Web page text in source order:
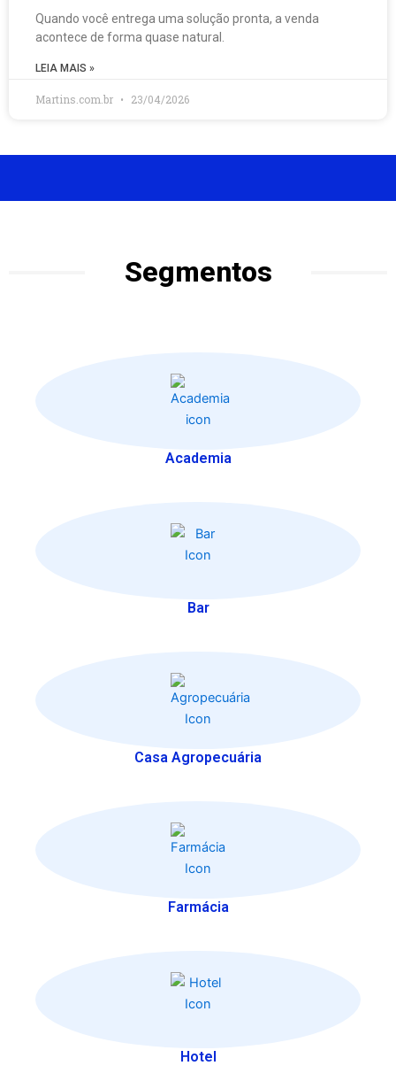
Quando você entrega uma solução pronta, a venda
acontece de forma quase natural.
LEIA MAIS »
Martins.com.br 23/04/2026
Segmentos
Academia
Bar
Casa Agropecuária
Farmácia
Hotel